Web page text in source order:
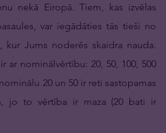
nekā Eiropā. Tiem, kas izvēlas
var iegādāties tās tieši no
kur Jums noderēs skaidra nauda.
ar nominālvērtību: 20, 50, 100, 500
20 un 50 ir reti sastopamas
jo to vērtība ir maza (20 bati ir